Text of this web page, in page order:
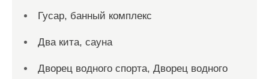
Гусар, банный комплекс
Два кита, сауна
Дворец водного спорта, Дворец водного